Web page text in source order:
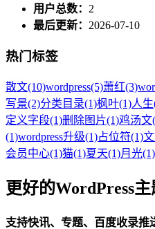
用户总数： 2
最后更新： 2026-07-10
热门标签
散文(10)wordpress(5)萧红(3)
写景(2)分类目录(1)枫叶(1)人生
定义字段(1)删除图片(1)鸡汤文
(1)wordpress升级(1)占位符(1)
会员中心(1)猫(1)夏天(1)月光(1)
更好的WordPress主
支持快讯、专题、百度收录